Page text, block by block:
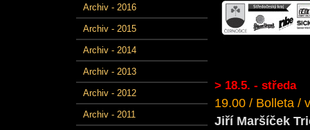
Archiv - 2016
Archiv - 2015
Archiv - 2014
Archiv - 2013
Archiv - 2012
Archiv - 2011
> 18.5. - středa
19.00 / Bolleta /
Jiří Maršíček